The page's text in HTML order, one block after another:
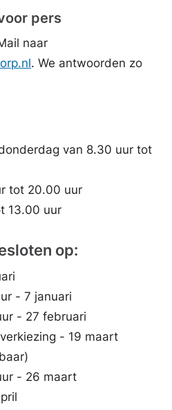
pers
naar
. We antwoorden zo
van 8.30 uur tot
tot 20.00 uur
13.00 uur
op:
- 7 januari
- 27 februari
- 19 maart
- 26 maart